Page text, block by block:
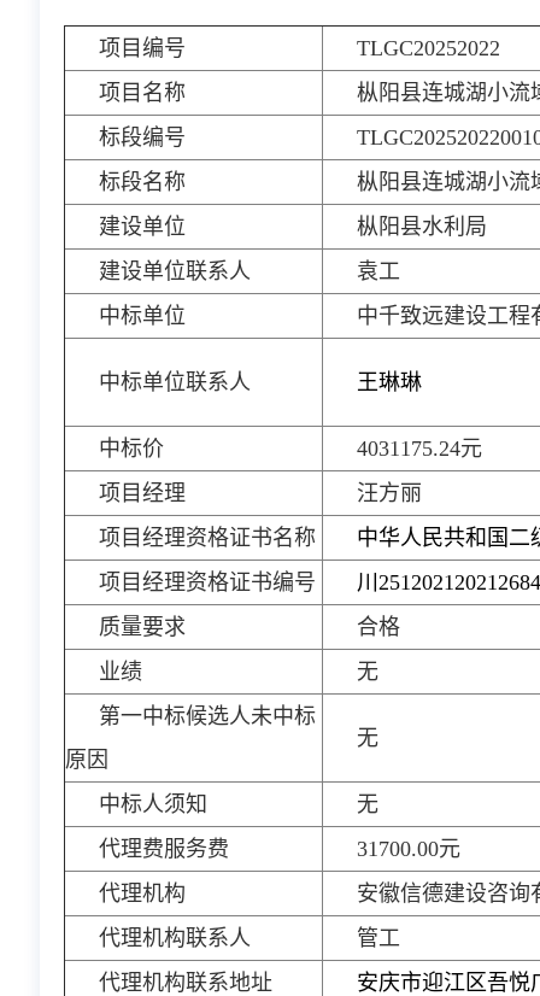
项目编号
TLGC20252022
项目名称
枞阳县连城湖小流
标段编号
标段名称
枞阳县连城湖小流
建设单位
枞阳县水利局
建设单位联系人
袁工
中标单位
中千致远建设工程
中标单位联系人 王琳琳
中标价
4031175.24元
项目经理
汪方丽
项目经理资格证书名称
中华人民共和国二
项目经理资格证书编号
川
质量要求
合格
业绩
无
第一中标候选人未中标
原因
无
中标人须知
无
代理费服务费
31700.00元
代理机构
安徽信德建设咨询
代理机构联系人
管工
代理机构联系地址
安庆市迎江区吾悦